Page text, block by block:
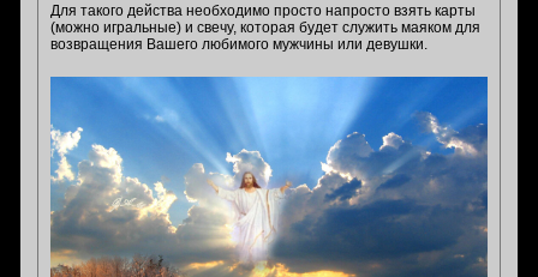
Для такого действа необходимо просто напросто взять карты
(можно игральные) и свечу, которая будет служить маяком для
возвращения Вашего любимого мужчины или девушки.